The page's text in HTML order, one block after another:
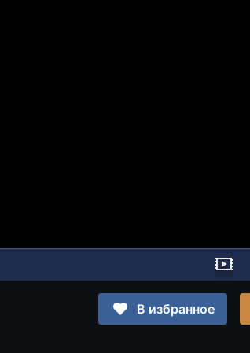
В избранное